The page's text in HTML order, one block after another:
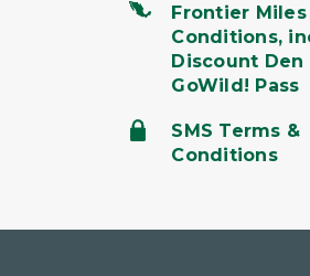
Frontier Miles
Conditions,
Discount Den
GoWild! Pass
SMS Terms &
Conditions